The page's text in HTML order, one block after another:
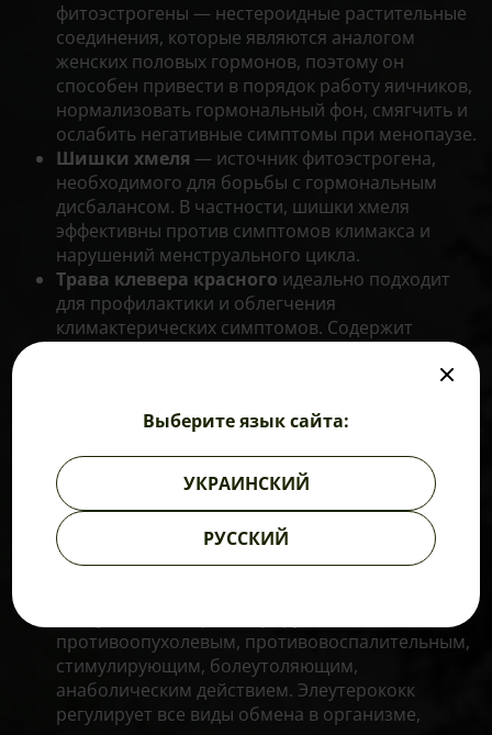
фитоэстрогены — нестероидные растительные
соединения, которые являются аналогом
женских половых гормонов, поэтому он
способен привести в порядок работу яичников,
нормализовать гормональный фон, смягчить и
ослабить негативные симптомы при менопаузе.
Шишки хмеля — источник фитоэстрогена,
необходимого для борьбы с гормональным
дисбалансом. В частности, шишки хмеля
эффективны против симптомов климакса и
нарушений менструального цикла.
Трава клевера красного идеально подходит
для профилактики и облегчения
климактерических симптомов. Содержит
цикл, корректируют баланс стероидных
вегетососудистые нарушения, ослабляют
приливы, улучшают память и настроение,
устраняют нарушения сна.
Плоды боярышниканормализуют давление и
уменьшают потоотделение при климаксе.
противоопухолевым, противовоспалительным,
стимулирующим, болеутоляющим,
анаболическим действием. Элеутерококк
регулирует все виды обмена в организме,
Выберите язык сайта:
УКРАИНСКИЙ
РУССКИЙ